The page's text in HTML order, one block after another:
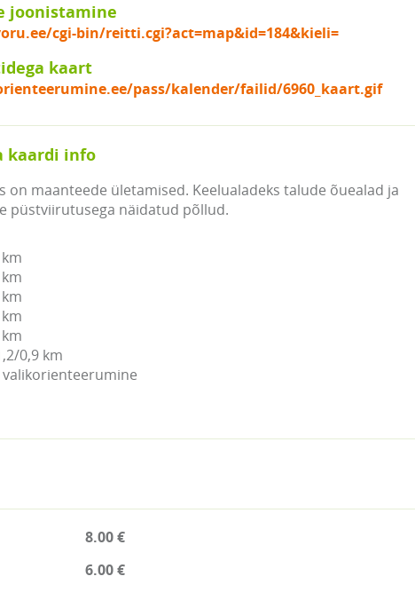
joonistamine
cgi-bin/reitti.cgi?act=map&id=184&kieli=
kaart
pass/kalender/failid/6960_kaart.gif
kaardi info
on maanteede ületamised. Keelualadeks talude õuealad ja
püstviirutusega näidatud põllud.
0,9 km
valikorienteerumine
8.00 €
6.00 €